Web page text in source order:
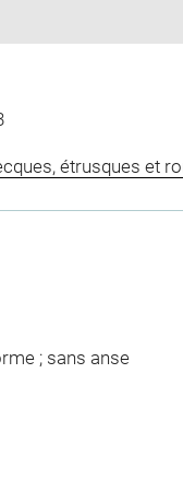
étrusques et
; sans anse